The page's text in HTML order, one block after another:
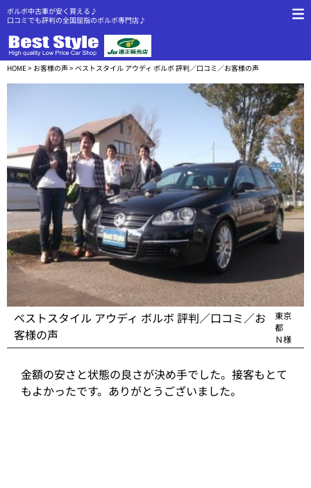
ボルボ中古車が安く買える♪
口コミでも評判の全国屈指のボルボ専門店♪
HOME> お客様の声> ベストスタイル アウディ ボルボ 評判／口コミ／お客様の声
ベストスタイル アウディ ボルボ 評判／口コミ／お
客様の声
東京
都
Ｎ様
金額の安さと状態の良さが決め手でした。接客もとて
もよかったです。ありがとうございました。